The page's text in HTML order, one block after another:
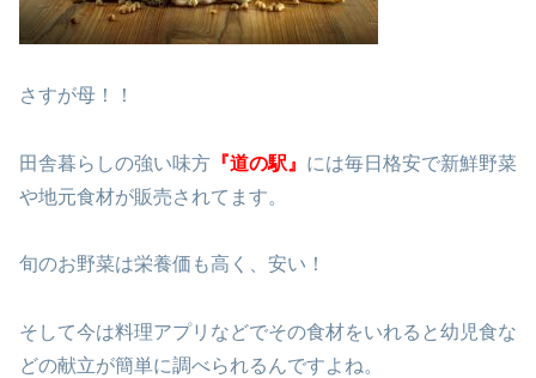
さすが母！！
田舎暮らしの強い味方 『道の駅』 には毎日格安で新鮮野菜
や地元食材が販売されてます。
旬のお野菜は栄養価も高く、安い！
そして今は料理アプリなどでその食材をいれると幼児食な
どの献立が簡単に調べられるんですよね。